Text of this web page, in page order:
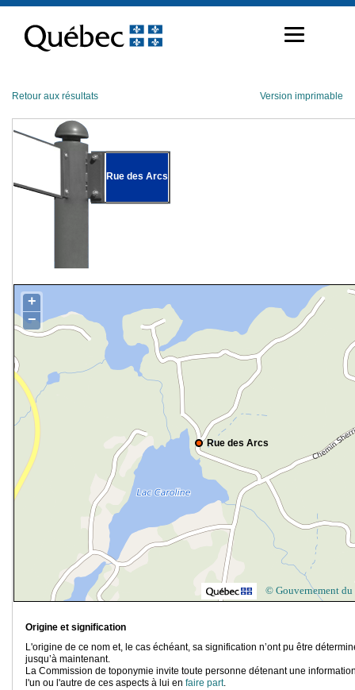
contenu
Retour aux résultats Version imprimable
Rue des Arcs
Rue des Arcs
+
−
© Gouvernement du
Origine et signification
L'origine de ce nom et, le cas échéant, sa signification n’ont pu être
jusqu’à maintenant.
La Commission de toponymie invite toute personne détenant une
l'un ou l'autre de ces aspects à lui en faire part.